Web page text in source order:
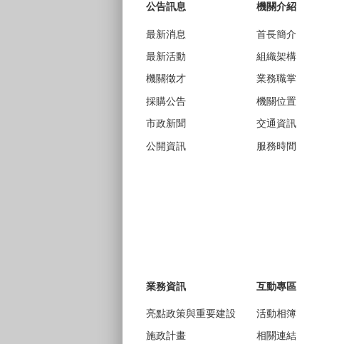
公告訊息
最新消息
最新活動
機關徵才
採購公告
市政新聞
公開資訊
機關介紹
首長簡介
組織架構
業務職掌
機關位置
交通資訊
服務時間
業務資訊
亮點政策與重要建設
施政計畫
互動專區
活動相簿
相關連結